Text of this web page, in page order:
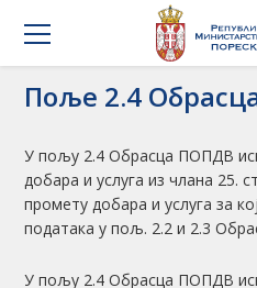
Поље 2.4
У пољу 2.4 Обрасца ПОПДВ
добара и услуга из члана 25.
промету добара и услуга за
података у пољ. 2.2 и 2.3
У пољу 2.4 Обрасца ПОПДВ